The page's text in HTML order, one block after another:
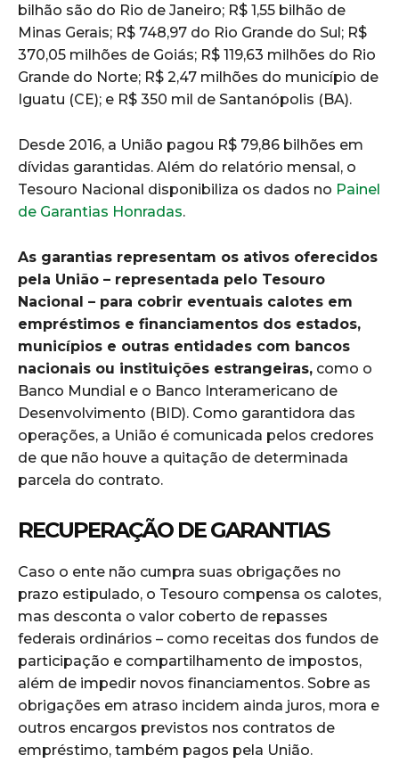
bilhão são do Rio de Janeiro; R$ 1,55 bilhão de
Minas Gerais; R$ 748,97 do Rio Grande do Sul; R$
370,05 milhões de Goiás; R$ 119,63 milhões do Rio
Grande do Norte; R$ 2,47 milhões do município de
Iguatu (CE); e R$ 350 mil de Santanópolis (BA).
Desde 2016, a União pagou R$ 79,86 bilhões em
dívidas garantidas. Além do relatório mensal, o
Tesouro Nacional disponibiliza os dados no Painel
de Garantias Honradas.
As garantias representam os ativos oferecidos
pela União – representada pelo Tesouro
Nacional – para cobrir eventuais calotes em
empréstimos e financiamentos dos estados,
municípios e outras entidades com bancos
nacionais ou instituições estrangeiras, como o
Banco Mundial e o Banco Interamericano de
Desenvolvimento (BID). Como garantidora das
operações, a União é comunicada pelos credores
de que não houve a quitação de determinada
parcela do contrato.
RECUPERAÇÃO DE GARANTIAS
Caso o ente não cumpra suas obrigações no
prazo estipulado, o Tesouro compensa os calotes,
mas desconta o valor coberto de repasses
federais ordinários – como receitas dos fundos de
participação e compartilhamento de impostos,
além de impedir novos financiamentos. Sobre as
obrigações em atraso incidem ainda juros, mora e
outros encargos previstos nos contratos de
empréstimo, também pagos pela União.